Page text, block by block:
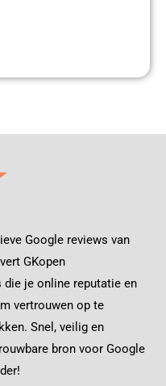
Google reviews van
GKopen
je online reputatie en
vertrouwen op te
Snel, veilig en
bron voor Google